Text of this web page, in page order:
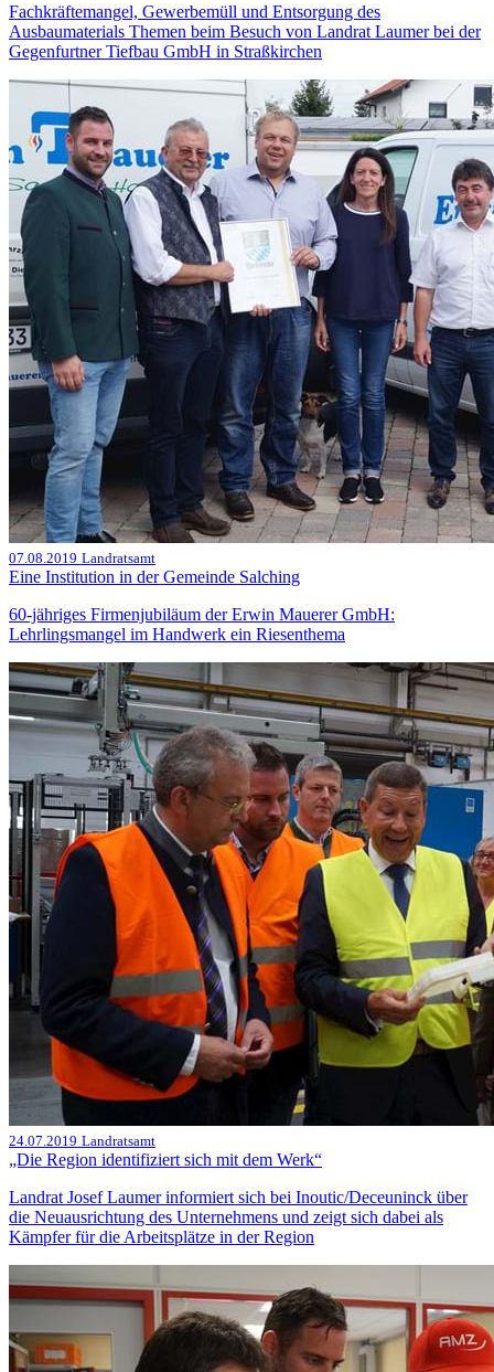
Fachkräftemangel, Gewerbemüll und Entsorgung des
Ausbaumaterials Themen beim Besuch von Landrat Laumer bei der
Gegenfurtner Tiefbau GmbH in Straßkirchen
07.08.2019 Landratsamt
Eine Institution in der Gemeinde Salching
60-jähriges Firmenjubiläum der Erwin Mauerer GmbH:
Lehrlingsmangel im Handwerk ein Riesenthema
24.07.2019 Landratsamt
„Die Region identifiziert sich mit dem Werk“
Landrat Josef Laumer informiert sich bei Inoutic/Deceuninck über
die Neuausrichtung des Unternehmens und zeigt sich dabei als
Kämpfer für die Arbeitsplätze in der Region